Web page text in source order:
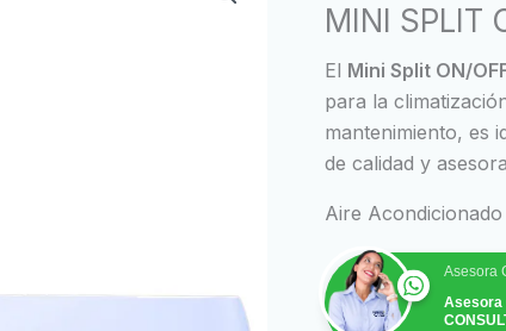
MINI SPLIT
El Mini Split ON/
para la
mantenimiento, es
de calidad y
Aire
Asesora
Asesora